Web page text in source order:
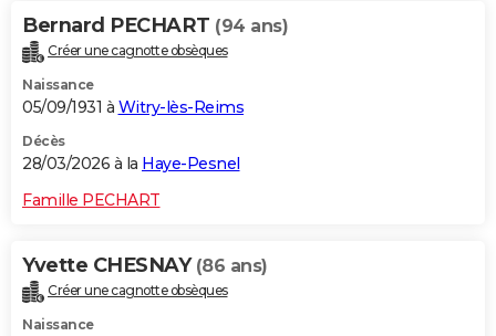
Bernard PECHART (94 ans)
Créer une cagnotte obsèques
Naissance
05/09/1931 à Witry-lès-Reims
Décès
28/03/2026 à la Haye-Pesnel
Famille PECHART
Yvette CHESNAY (86 ans)
Créer une cagnotte obsèques
Naissance